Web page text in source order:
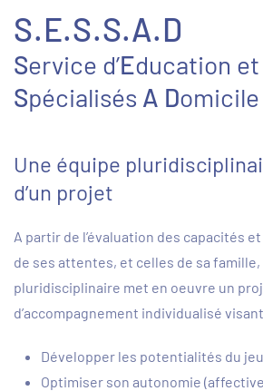
S.E.S.S.A.D
Service d’Education et
Spécialisés A Domicile
Une équipe
d’un projet
A partir de l’évaluation des capacités
de ses attentes, et celles de sa famille,
pluridisciplinaire met en oeuvre un
d’accompagnement individualisé
Développer les potentialités du
Optimiser son autonomie